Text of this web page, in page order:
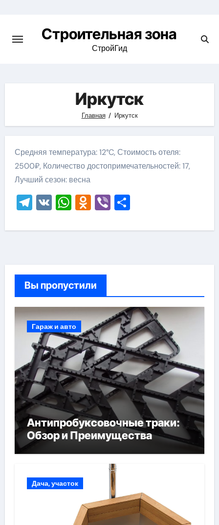
content
Строительная зона
СтройГид
Иркутск
Главная Иркутск
Средняя температура: 12°C, Стоимость отеля:
2500₽, Количество достопримечательностей: 17,
Лучший сезон: весна
Telegram
VKWhatsApp
Odnoklassniki
ViberОтправить
Вы пропустили
Гараж и авто
Антипробуксовочные траки:
Обзор и Преимущества
Дача, участок